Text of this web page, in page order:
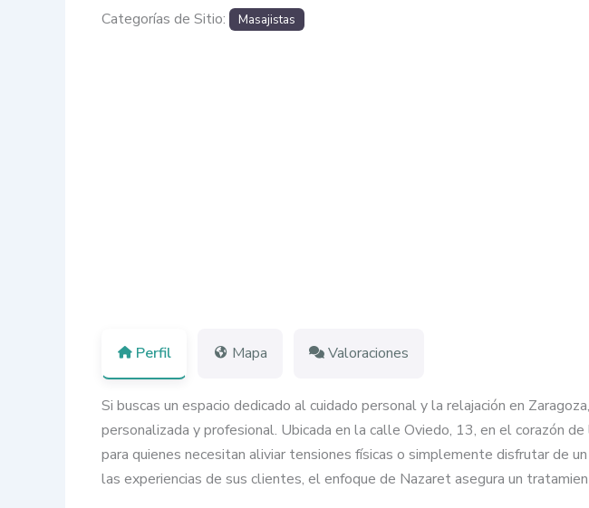
Categorías de Sitio: Masajistas
Perfil Mapa Valoraciones
Si buscas un espacio dedicado al cuidado personal y la relajación en
personalizada y profesional. Ubicada en la calle Oviedo, 13, en el corazón
para quienes necesitan aliviar tensiones físicas o simplemente disfrutar de
las experiencias de sus clientes, el enfoque de Nazaret asegura un